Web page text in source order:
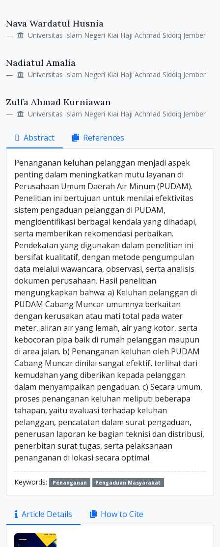
Article
Content
Nava Wardatul Husnia
Universitas Islam Negeri Kiai Haji Achmad Siddiq Jember
Nadiatul Amalia
Universitas Islam Negeri Kiai Haji Achmad Siddiq Jember
Zulfa Ahmad Kurniawan
Universitas Islam Negeri Kiai Haji Achmad Siddiq Jember
Abstract References
Penanganan keluhan pelanggan menjadi aspek
penting dalam meningkatkan mutu layanan di
Perusahaan Umum Daerah Air Minum (PUDAM).
Penelitian ini bertujuan untuk menilai efektivitas
sistem pengaduan pelanggan di PUDAM,
mengidentifikasi berbagai kendala yang dihadapi,
serta memberikan rekomendasi perbaikan.
Pendekatan yang digunakan dalam penelitian ini
bersifat kualitatif, dengan metode pengumpulan
data melalui wawancara, observasi, serta analisis
dokumen perusahaan. Hasil penelitian
mengungkapkan bahwa: a) Keluhan pelanggan di
PUDAM Cabang Muncar umumnya berkaitan
dengan kerusakan atau mati total pada water
meter, aliran air yang lemah, air yang kotor, serta
kebocoran pipa baik di rumah pelanggan maupun
di area jalan. b) Penanganan keluhan oleh PUDAM
Cabang Muncar dinilai sangat efektif, terlihat dari
kemudahan yang diberikan kepada pelanggan
dalam menyampaikan pengaduan. c) Secara umum,
proses penanganan keluhan meliputi beberapa
tahapan, yaitu evaluasi terhadap keluhan
pelanggan, pencatatan dalam surat pengaduan,
penerusan laporan ke bagian teknisi dan distribusi,
penerbitan surat tugas, serta pelaksanaan
penanganan di lokasi secara optimal.
Keywords: Penanganan Pengaduan Masyarakat
Article
Sidebar
Article Details How to Cite